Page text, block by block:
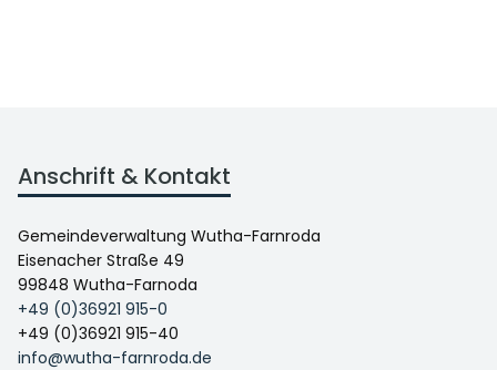
Anschrift & Kontakt
Gemeindeverwaltung Wutha-Farnroda
Eisenacher Straße 49
99848 Wutha-Farnoda
+49 (0)36921 915-0
+49 (0)36921 915-40
info@wutha-farnroda.de